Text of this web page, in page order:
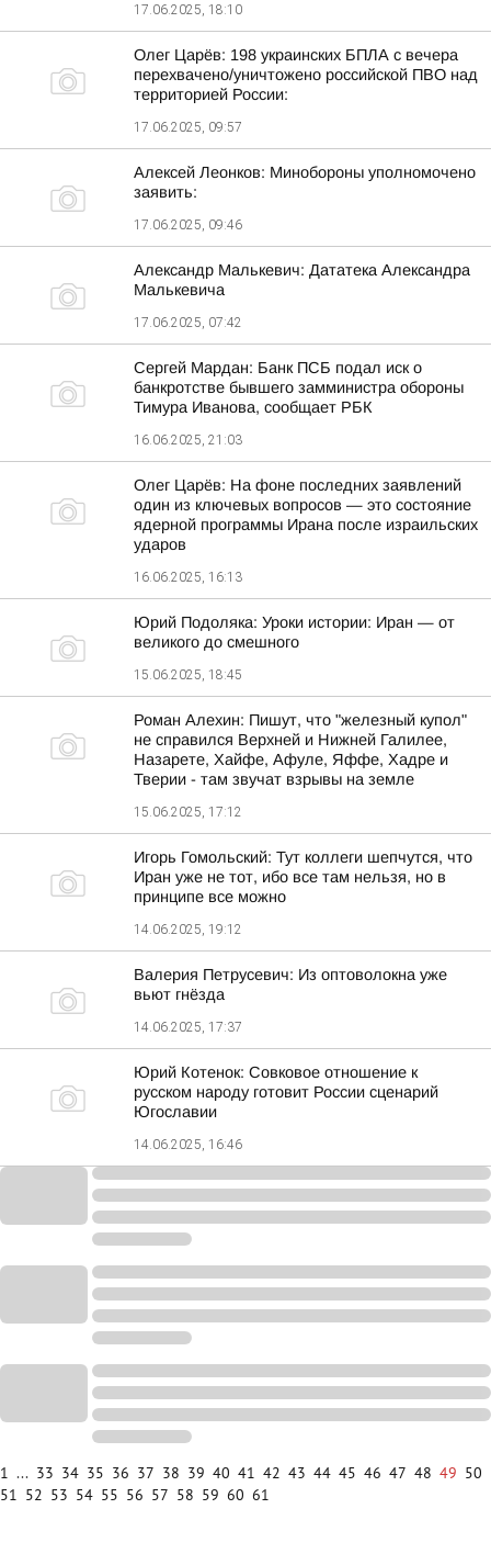
17.06.2025, 18:10
Олег Царёв: 198 украинских БПЛА с вечера
перехвачено/уничтожено российской ПВО над
территорией России:
17.06.2025, 09:57
Алексей Леонков: Минобороны уполномочено
заявить:
17.06.2025, 09:46
Александр Малькевич: Дататека Александра
Малькевича
17.06.2025, 07:42
Сергей Мардан: Банк ПСБ подал иск о
банкротстве бывшего замминистра обороны
Тимура Иванова, сообщает РБК
16.06.2025, 21:03
Олег Царёв: На фоне последних заявлений
один из ключевых вопросов — это состояние
ядерной программы Ирана после израильских
ударов
16.06.2025, 16:13
Юрий Подоляка: Уроки истории: Иран — от
великого до смешного
15.06.2025, 18:45
Роман Алехин: Пишут, что "железный купол"
не справился Верхней и Нижней Галилее,
Назарете, Хайфе, Афуле, Яффе, Хадре и
Тверии - там звучат взрывы на земле
15.06.2025, 17:12
Игорь Гомольский: Тут коллеги шепчутся, что
Иран уже не тот, ибо все там нельзя, но в
принципе все можно
14.06.2025, 19:12
Валерия Петрусевич: Из оптоволокна уже
вьют гнёзда
14.06.2025, 17:37
Юрий Котенок: Совковое отношение к
русском народу готовит России сценарий
Югославии
14.06.2025, 16:46
1 ... 33 34 35 36 37 38 39 40 41 42 43 44 45 46 47 48 49 50
51 52 53 54 55 56 57 58 59 60 61